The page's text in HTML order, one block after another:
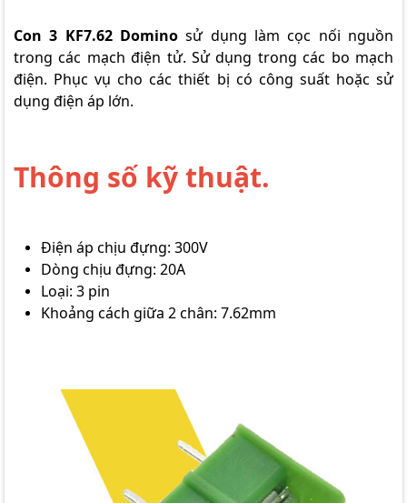
Con 3 KF7.62 Domino sử dụng làm cọc nối nguồn
trong các mạch điện tử. Sử dụng trong các bo mạch
điện. Phục vụ cho các thiết bị có công suất hoặc sử
dụng điện áp lớn.
Thông số kỹ thuật.
Điện áp chịu đựng: 300V
Dòng chịu đựng: 20A
Loại: 3 pin
Khoảng cách giữa 2 chân: 7.62mm